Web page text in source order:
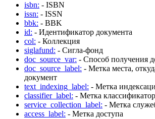
isbn: - ISBN
issn: - ISSN
bbk: - BBK
id: - Идентификатор документа
col: - Коллекция
siglafund: - Сигла-фонд
doc_source_var: - Способ получения
doc_source_label: - Метка места,
документ
text_indexing_label: - Метка
classifier_label: - Метка
service_collection_label: - Метка
access_label: - Метка доступа